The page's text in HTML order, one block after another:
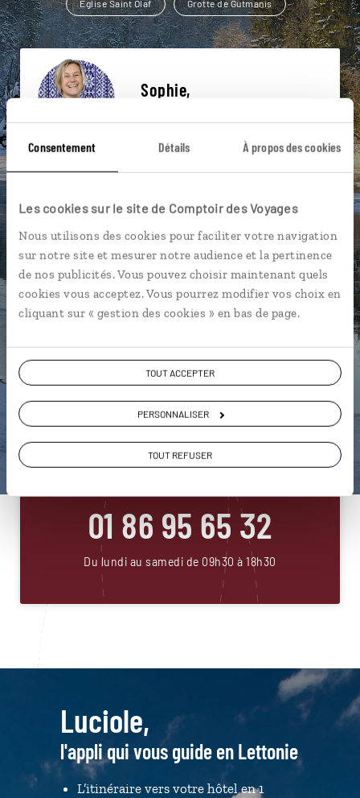
Consentement Détails À propos des cookies
Les cookies sur le site de Comptoir des Voyages
Nous utilisons des cookies pour faciliter votre navigation
sur notre site et mesurer notre audience et la pertinence
de nos publicités. Vous pouvez choisir maintenant quels
cookies vous acceptez. Vous pourrez modifier vos choix en
cliquant sur « gestion des cookies » en bas de page.
TOUT ACCEPTER
PERSONNALISER
TOUT REFUSER
Eglise Saint Olaf Grotte de Gutmanis
Sophie,
Suivez vos envies et demandez conseils à nos
spécialistes
Ils sauront organiser votre itinéraire au plus
près de vos envies et de la réalité du pays.
Échangez en face à face ou depuis nos studios
connectés en agence, mais aussi par email ou
téléphone.
Vous gardez le même interlocuteur avant,
DEMANDER UN DEVIS
ou
01 86 95 65 32
Du lundi au samedi de 09h30 à 18h30
Luciole,
l'appli qui vous guide en Lettonie
L’itinéraire vers votre hôtel en 1